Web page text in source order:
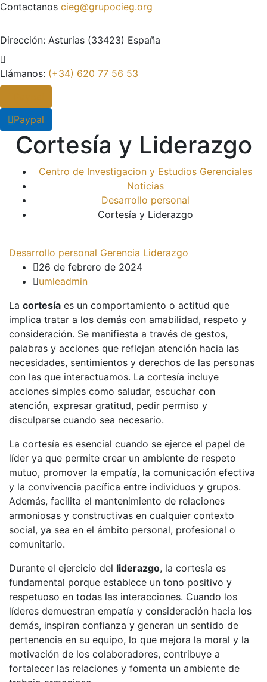
Contactanos cieg@grupocieg.org
Dirección: Asturias (33423) España
Llámanos: (+34) 620 77 56 53
Paypal
Cortesía y Liderazgo
Centro de Investigacion y Estudios Gerenciales
Noticias
Desarrollo personal
Cortesía y Liderazgo
Desarrollo personal Gerencia Liderazgo
26 de febrero de 2024
umleadmin
La cortesía es un comportamiento o actitud que
implica tratar a los demás con amabilidad, respeto y
consideración. Se manifiesta a través de gestos,
palabras y acciones que reflejan atención hacia las
necesidades, sentimientos y derechos de las personas
con las que interactuamos. La cortesía incluye
acciones simples como saludar, escuchar con
atención, expresar gratitud, pedir permiso y
disculparse cuando sea necesario.
La cortesía es esencial cuando se ejerce el papel de
líder ya que permite crear un ambiente de respeto
mutuo, promover la empatía, la comunicación efectiva
y la convivencia pacífica entre individuos y grupos.
Además, facilita el mantenimiento de relaciones
armoniosas y constructivas en cualquier contexto
social, ya sea en el ámbito personal, profesional o
comunitario.
Durante el ejercicio del liderazgo, la cortesía es
fundamental porque establece un tono positivo y
respetuoso en todas las interacciones. Cuando los
líderes demuestran empatía y consideración hacia los
demás, inspiran confianza y generan un sentido de
pertenencia en su equipo, lo que mejora la moral y la
motivación de los colaboradores, contribuye a
fortalecer las relaciones y fomenta un ambiente de